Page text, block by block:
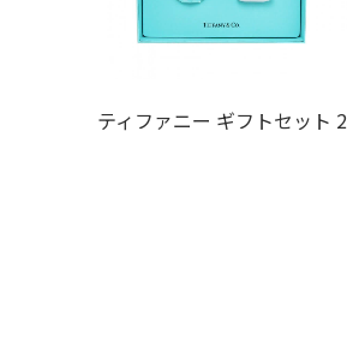
ティファニー ギフトセット 2